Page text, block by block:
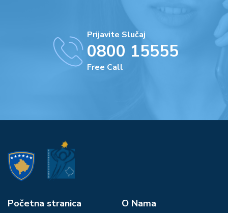
Prijavite Slučaj
0800 15555
Free Call
Početna stranica О Nama